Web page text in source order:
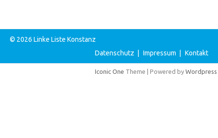
© 2026 Linke Liste Konstanz
Datenschutz | Impressum | Kontakt
Iconic One Theme | Powered by Wordpress